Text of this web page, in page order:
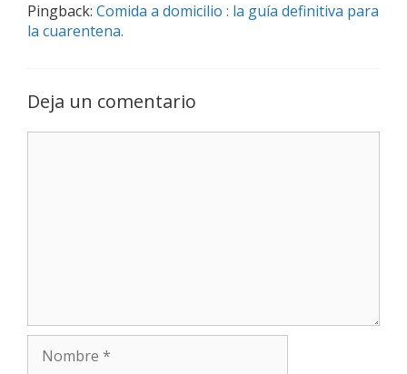
n
t
d
Pingback: Comida a domicilio : la guía definitiva para
la cuarentena.
Deja un comentario
o